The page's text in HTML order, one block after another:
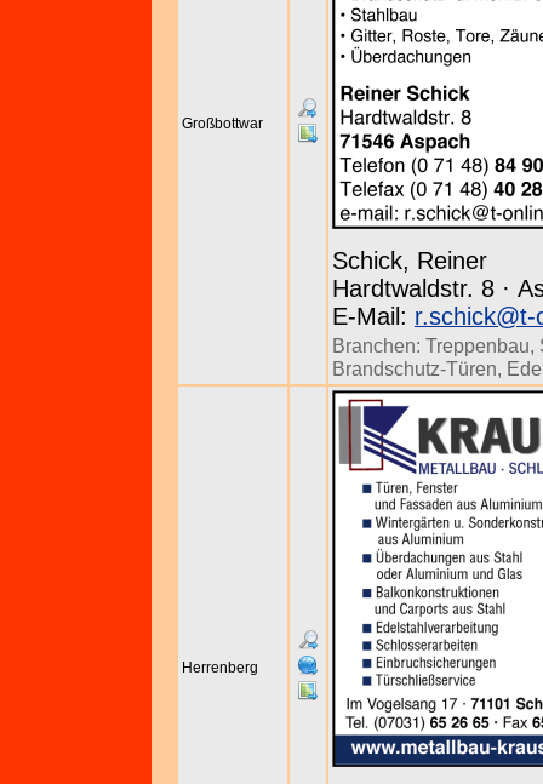
Großbottwar
Schick, Reiner
Hardtwaldstr. 8 ·
E-Mail: r.schick@t-
Branchen: Treppenbau,
Brandschutz-Türen,
Herrenberg